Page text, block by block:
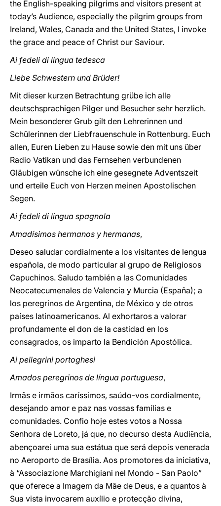
the English-speaking pilgrims and visitors present at
today’s Audience, especially the pilgrim groups from
Ireland, Wales, Canada and the United States, I invoke
the grace and peace of Christ our Saviour.
Ai fedeli di lingua tedesca
Liebe Schwestern und Brüder!
Mit dieser kurzen Betrachtung grübe ich alle
deutschsprachigen Pilger und Besucher sehr herzlich.
Mein besonderer Grub gilt den Lehrerinnen und
Schülerinnen der Liebfrauenschule in Rottenburg. Euch
allen, Euren Lieben zu Hause sowie den mit uns über
Radio Vatikan und das Fernsehen verbundenen
Gläubigen wünsche ich eine gesegnete Adventszeit
und erteile Euch von Herzen meinen Apostolischen
Segen.
Ai fedeli di lingua spagnola
Amadísimos hermanos y hermanas,
Deseo saludar cordialmente a los visitantes de lengua
española, de modo particular al grupo de Religiosos
Capuchinos. Saludo también a las Comunidades
Neocatecumenales de Valencia y Murcia (España); a
los peregrinos de Argentina, de México y de otros
países latinoamericanos. Al exhortaros a valorar
profundamente el don de la castidad en los
consagrados, os imparto la Bendición Apostólica.
Ai pellegrini portoghesi
Amados peregrinos de língua portuguesa,
Irmãs e irmãos caríssimos, saúdo-vos cordialmente,
desejando amor e paz nas vossas famílias e
comunidades. Confio hoje estes votos a Nossa
Senhora de Loreto, já que, no decurso desta Audiência,
abençoarei uma sua estátua que será depois venerada
no Aeroporto de Brasília. Aos promotores da iniciativa,
à “Associazione Marchigiani nel Mondo - San Paolo”
que oferece a Imagem da Mãe de Deus, e a quantos à
Sua vista invocarem auxílio e protecção divina,